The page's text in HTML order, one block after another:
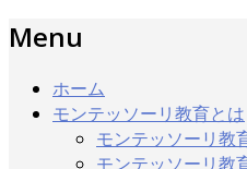
Menu
ホーム
モンテッソーリ教育とは
モンテッソーリ教
モンテッソーリ教